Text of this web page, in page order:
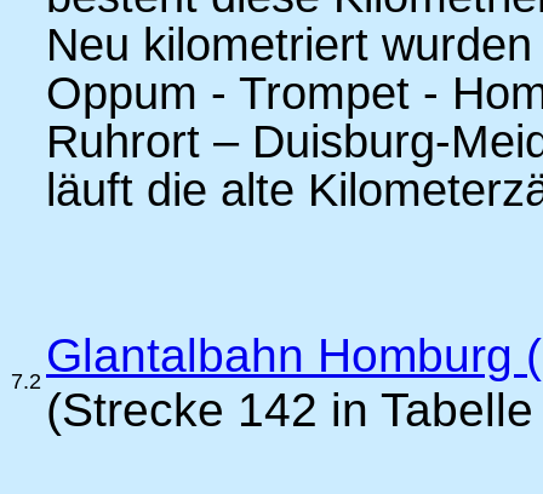
Neu kilometriert
Oppum - Trompet -
Ruhrort – Duisburg-
läuft die alte
7.2 Glantalbahn Homburg
(Strecke 142 in